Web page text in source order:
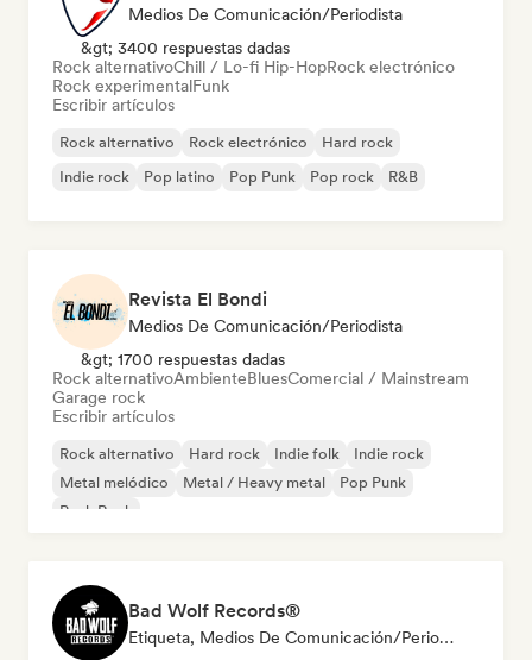
Medios De Comunicación/Periodista
&gt; 3400 respuestas dadas
Rock alternativoChill / Lo-fi Hip-HopRock electrónico
Rock experimentalFunk
Escribir artículos
Rock alternativo Rock electrónico
Hard rock
Indie rock
Pop latino Pop Punk Pop rock R&B
Revista El Bondi
Medios De Comunicación/Periodista
&gt; 1700 respuestas dadas
Rock alternativoAmbienteBluesComercial / Mainstream
Garage rock
Escribir artículos
Rock alternativo Hard rock Indie folk
Indie rock
Metal melódico
Metal / Heavy metal
Pop Punk
Punk Rock
Bad Wolf Records®
Etiqueta, Medios De Comunicación/Periodista, Experto En Sonido